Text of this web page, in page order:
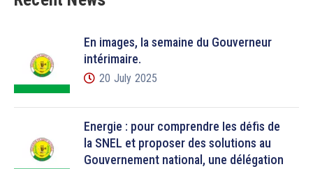
En images, la semaine du Gouverneur
intérimaire.
20 July 2025
Énergie : pour comprendre les défis de
la SNEL et proposer des solutions au
Gouvernement national, une délégation